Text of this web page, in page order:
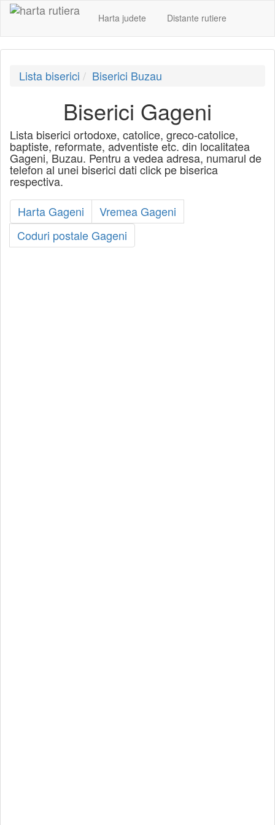
Harta judete Distante rutiere
Lista biserici Biserici Buzau
Biserici Gageni
Lista biserici ortodoxe, catolice, greco-catolice,
baptiste, reformate, adventiste etc. din localitatea
Gageni, Buzau. Pentru a vedea adresa, numarul de
telefon al unei biserici dati click pe biserica
respectiva.
Harta Gageni
Vremea Gageni
Coduri postale Gageni